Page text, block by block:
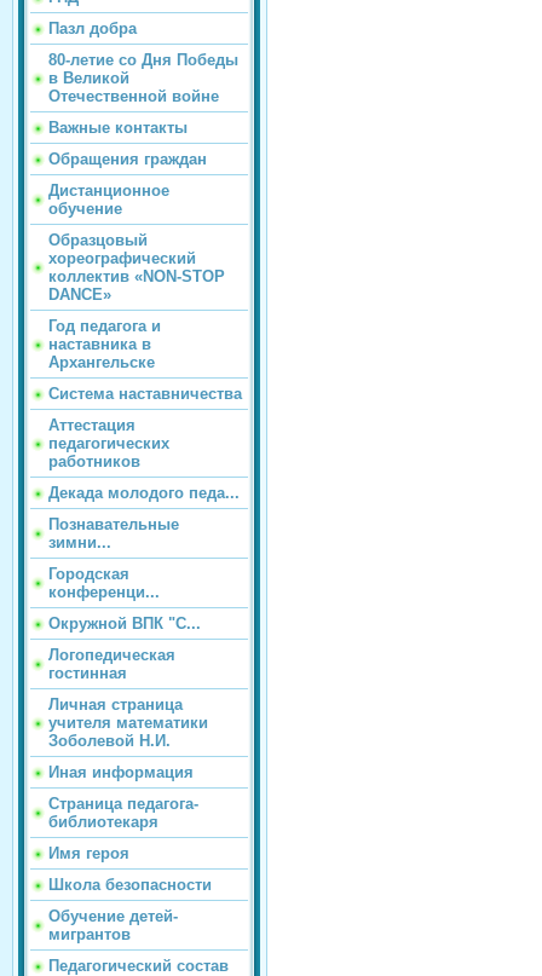
Пазл добра
80-летие со Дня Победы
в Великой
Отечественной войне
Важные контакты
Обращения граждан
Дистанционное
обучение
Образцовый
хореографический
коллектив «NON-STOP
DANCE»
Год педагога и
наставника в
Архангельске
Система наставничества
Аттестация
педагогических
работников
Декада молодого педа...
Познавательные
зимни...
Городская
конференци...
Окружной ВПК "С...
Логопедическая
гостинная
Личная страница
учителя математики
Зоболевой Н.И.
Иная информация
Страница педагога-
библиотекаря
Имя героя
Школа безопасности
Обучение детей-
мигрантов
Педагогический состав